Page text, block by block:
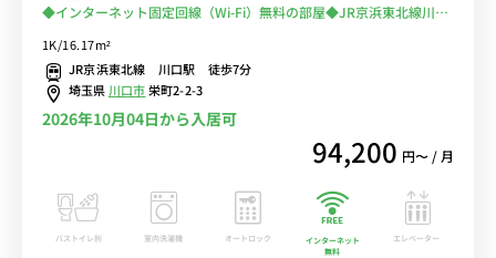
◆インターネット固定回線（Wi-Fi）無料の部屋◆JR京浜東北線川口
で営業のディスカウントショップや、スーパー・コンビニ至近
1K/16.17m²
JR京浜東北線 川口駅 徒歩7分
埼玉県 川口市栄町2-2-3
2026年10月04日から入居可
94,200 円〜 / 月
バストイレ別 室内洗濯機 オートロック
インターネット
無料
エレベーター